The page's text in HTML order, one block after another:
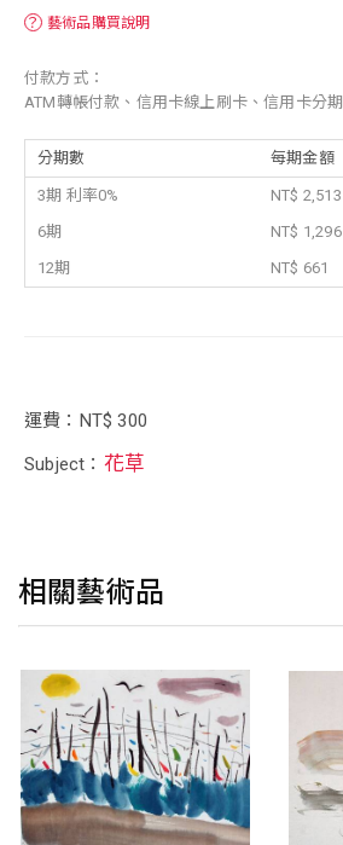
？ 藝術品購買說明
付款方式：
ATM轉帳付款、信用卡線上刷卡、信用卡分期
分期數 每期金額
3期 利率0%
NT$ 2,513
6期
NT$ 1,296
12期
NT$ 661
運費：NT$ 300
Subject： 花草
相關藝術品